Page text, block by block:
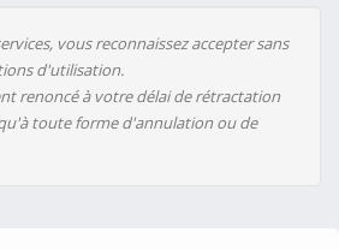
vous reconnaissez accepter sans
d'utilisation.
renoncé à votre délai de rétractation
toute forme d'annulation ou de